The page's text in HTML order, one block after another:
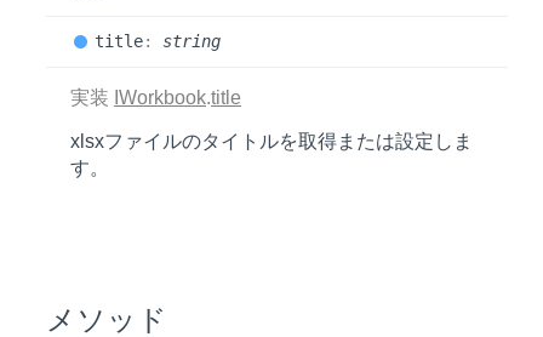
title: string
実装 IWorkbook.title
xlsxファイルのタイトルを取得または設定しま
す。
メソッド